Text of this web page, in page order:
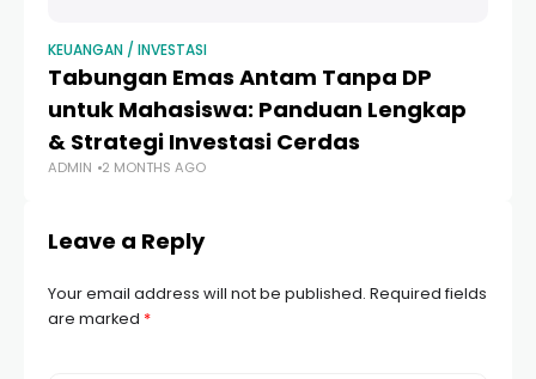
KEUANGAN / INVESTASI
Tabungan Emas Antam Tanpa DP
untuk Mahasiswa: Panduan Lengkap
& Strategi Investasi Cerdas
ADMIN 2 MONTHS AGO
Leave a Reply
Your email address will not be published. Required fields
are marked *